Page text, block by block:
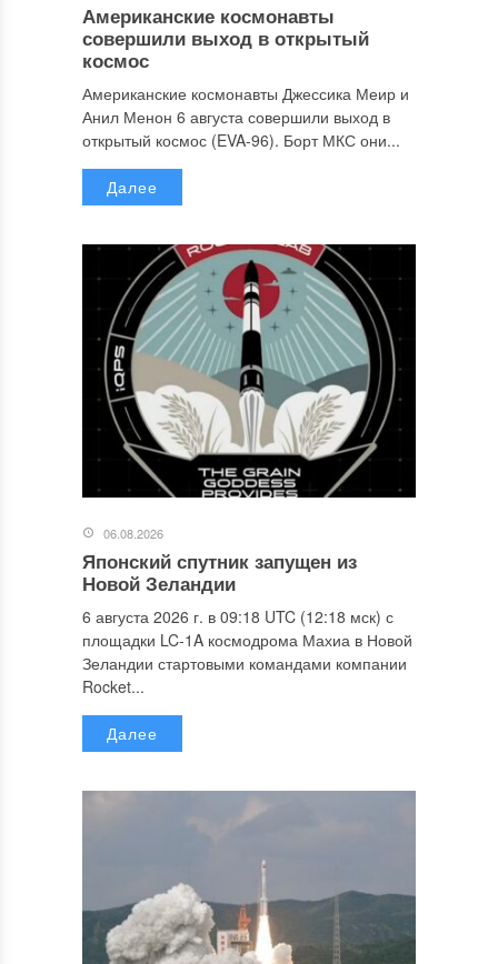
Американские космонавты
совершили выход в открытый
космос
Американские космонавты Джессика Меир и
Анил Менон 6 августа совершили выход в
открытый космос (EVA-96). Борт МКС они...
Далее
06.08.2026
Японский спутник запущен из
Новой Зеландии
6 августа 2026 г. в 09:18 UTC (12:18 мск) с
площадки LC-1A космодрома Махиа в Новой
Зеландии стартовыми командами компании
Rocket...
Далее